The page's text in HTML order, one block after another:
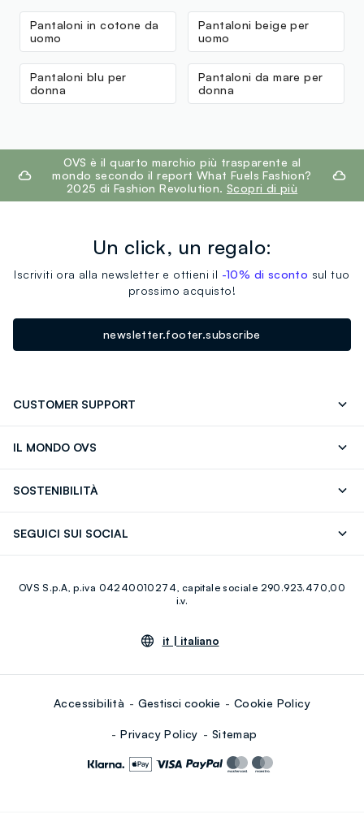
Pantaloni in cotone da
uomo
Pantaloni beige per
uomo
Pantaloni blu per
donna
Pantaloni da mare per
donna
footer.ariatitleOVS è il quarto marchio più trasparente al
mondo secondo il report What Fuels Fashion?
2025 di Fashion Revolution. Scopri di più
Un click, un regalo:
Iscriviti ora alla newsletter e ottieni il -10% di sconto sul tuo
prossimo acquisto!
newsletter.footer.subscribe
CUSTOMER SUPPORT
IL MONDO OVS
Giftcard
SOSTENIBILITÀ
SEGUICI SUI SOCIAL
Youtube Linkedin
OVS S.p.A, p.iva 04240010274, capitale sociale 290.923.470,00
i.v.
it | italiano
Accessibilità Gestisci cookie Cookie Policy
Privacy Policy Sitemap